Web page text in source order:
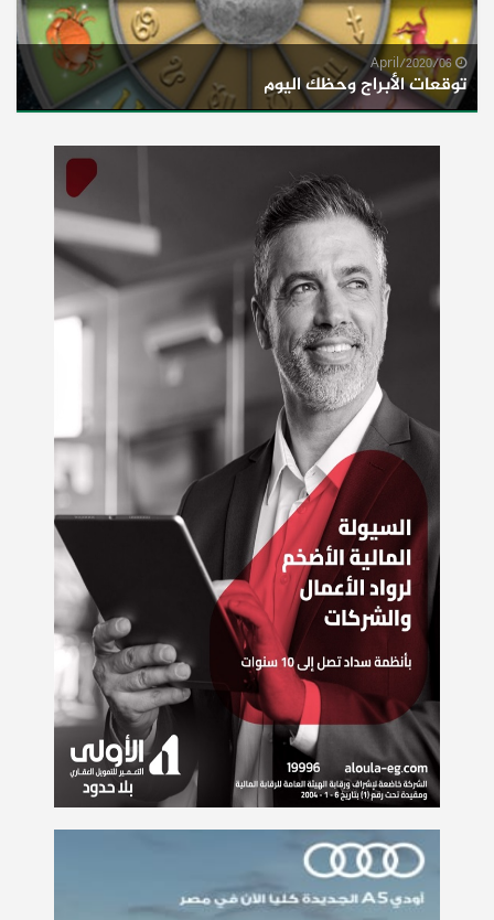
توقعات الأبراج وحظك اليوم